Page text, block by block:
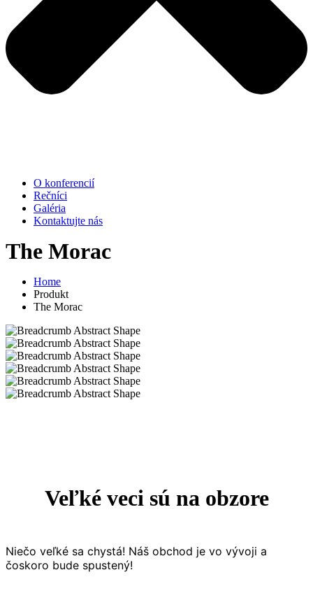
O konferencií
Rečníci
Galéria
Kontaktujte nás
The Morac
Home
Produkt
The Morac
Veľké veci sú na obzore
Niečo veľké sa chystá! Náš obchod je vo vývoji a
čoskoro bude spustený!